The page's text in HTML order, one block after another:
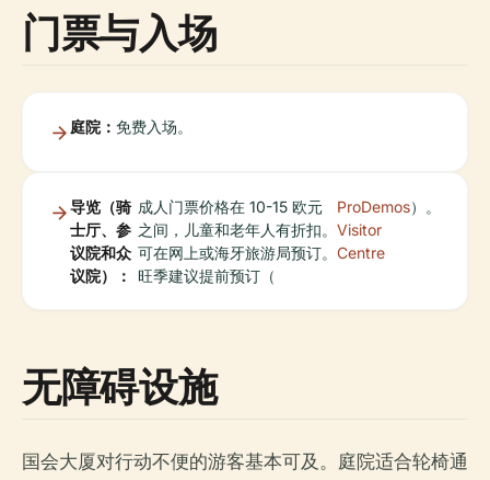
门票与入场
庭院： 免费入场。
导览（骑
士厅、参
议院和众
议院）：
成人门票价格在 10-15 欧元
之间，儿童和老年人有折扣。
可在网上或海牙旅游局预订。
旺季建议提前预订（
ProDemos
Visitor
Centre
）。
无障碍设施
国会大厦对行动不便的游客基本可及。庭院适合轮椅通